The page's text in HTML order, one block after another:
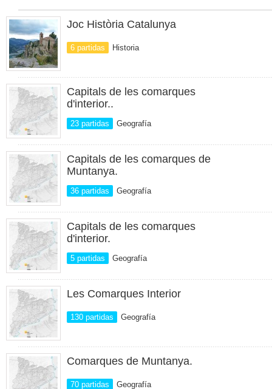
Joc Història Catalunya
6 partidas Historia
Capitals de les comarques
d'interior..
23 partidas Geografía
Capitals de les comarques de
Muntanya.
36 partidas Geografía
Capitals de les comarques
d'interior.
5 partidas Geografía
Les Comarques Interior
130 partidas Geografía
Comarques de Muntanya.
70 partidas Geografía